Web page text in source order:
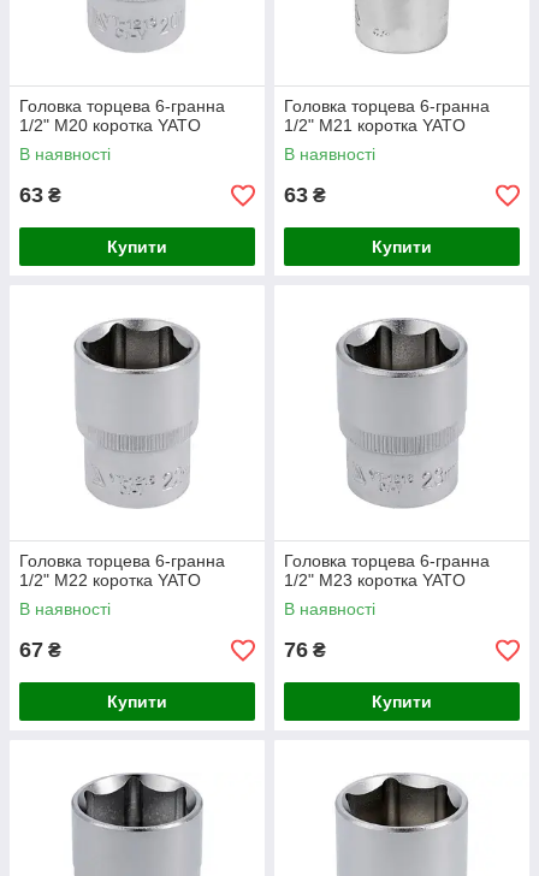
Головка торцева 6-гранна
1/2" М20 коротка YATO
В наявності
63 ₴
Купити
Головка торцева 6-гранна
1/2" М21 коротка YATO
В наявності
63 ₴
Купити
Головка торцева 6-гранна
1/2" М22 коротка YATO
В наявності
67 ₴
Купити
Головка торцева 6-гранна
1/2" М23 коротка YATO
В наявності
76 ₴
Купити